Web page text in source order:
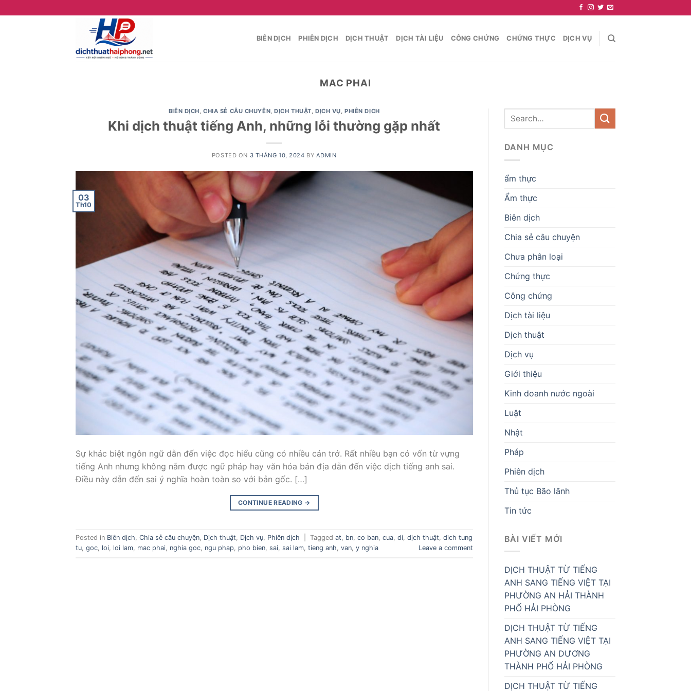
to
BIÊN DỊCH PHIÊN DỊCH DỊCH THUẬT DỊCH TÀI LIỆU CÔNG CHỨNG CHỨNG THỰC DỊCH VỤ
MAC PHAI
BIÊN DỊCH,CHIA SẺ CÂU CHUYỆN,DỊCH THUẬT, DỊCH VỤ,PHIÊN DỊCH
Khi dịch thuật tiếng Anh, những lỗi thường gặp nhất
POSTED ON 3 THÁNG 10, 2024 BY ADMIN
03
Th10
Sự khác biệt ngôn ngữ dẫn đến việc đọc hiểu cũng có nhiều cản trở. Rất nhiều bạn có vốn từ vựng
tiếng Anh nhưng không nắm được ngữ pháp hay văn hóa bản địa dẫn đến việc dịch tiếng anh sai.
Điều này dẫn đến sai ý nghĩa hoàn toàn so với bản gốc. […]
CONTINUE READING →
Posted in Biên dịch, Chia sẻ câu chuyện, Dịch thuật, Dịch vụ, Phiên dịch Tagged at, bn, co ban, cua, di, dịch thuật, dich tung
tu, goc, loi, loi lam, mac phai, nghia goc, ngu phap, pho bien, sai, sai lam, tieng anh, van, y nghia Leave a comment
DANH MỤC
ẩm thực
Ẩm thực
Biên dịch
Chia sẻ câu chuyện
Chưa phân loại
Chứng thực
Công chứng
Dịch tài liệu
Dịch thuật
Dịch vụ
Giới thiệu
Kinh doanh nước ngoài
Luật
Nhật
Pháp
Phiên dịch
Thủ tục Bão lãnh
Tin tức
BÀI VIẾT MỚI
DỊCH THUẬT TỪ TIẾNG
ANH SANG TIẾNG VIỆT TẠI
PHƯỜNG AN HẢI THÀNH
PHỐ HẢI PHÒNG
DỊCH THUẬT TỪ TIẾNG
ANH SANG TIẾNG VIỆT TẠI
PHƯỜNG AN DƯƠNG
THÀNH PHỐ HẢI PHÒNG
DỊCH THUẬT TỪ TIẾNG